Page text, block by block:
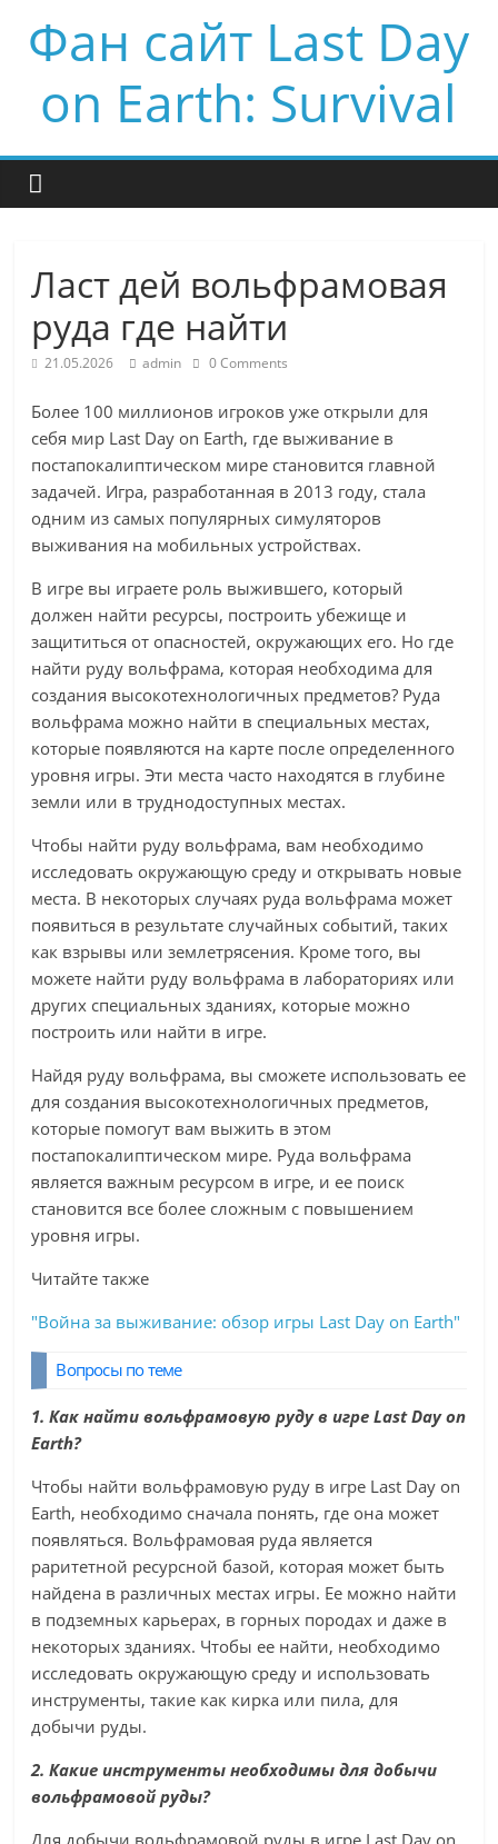
Фан сайт Last Day
on Earth: Survival
Ласт дей вольфрамовая
руда где найти
21.05.2026 admin 0 Comments
Более 100 миллионов игроков уже открыли для
себя мир Last Day on Earth, где выживание в
постапокалиптическом мире становится главной
задачей. Игра, разработанная в 2013 году, стала
одним из самых популярных симуляторов
выживания на мобильных устройствах.
В игре вы играете роль выжившего, который
должен найти ресурсы, построить убежище и
защититься от опасностей, окружающих его. Но где
найти руду вольфрама, которая необходима для
создания высокотехнологичных предметов? Руда
вольфрама можно найти в специальных местах,
которые появляются на карте после определенного
уровня игры. Эти места часто находятся в глубине
земли или в труднодоступных местах.
Чтобы найти руду вольфрама, вам необходимо
исследовать окружающую среду и открывать новые
места. В некоторых случаях руда вольфрама может
появиться в результате случайных событий, таких
как взрывы или землетрясения. Кроме того, вы
можете найти руду вольфрама в лабораториях или
других специальных зданиях, которые можно
построить или найти в игре.
Найдя руду вольфрама, вы сможете использовать ее
для создания высокотехнологичных предметов,
которые помогут вам выжить в этом
постапокалиптическом мире. Руда вольфрама
является важным ресурсом в игре, и ее поиск
становится все более сложным с повышением
уровня игры.
Читайте также
"Война за выживание: обзор игры Last Day on Earth"
Вопросы по теме
1. Как найти вольфрамовую руду в игре Last Day on
Earth?
Чтобы найти вольфрамовую руду в игре Last Day on
Earth, необходимо сначала понять, где она может
появляться. Вольфрамовая руда является
раритетной ресурсной базой, которая может быть
найдена в различных местах игры. Ее можно найти
в подземных карьерах, в горных породах и даже в
некоторых зданиях. Чтобы ее найти, необходимо
исследовать окружающую среду и использовать
инструменты, такие как кирка или пила, для
добычи руды.
2. Какие инструменты необходимы для добычи
вольфрамовой руды?
Для добычи вольфрамовой руды в игре Last Day on